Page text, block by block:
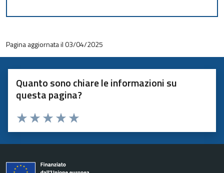
Pagina aggiornata il 03/04/2025
Quanto sono chiare le informazioni su
questa pagina?
Valuta 5 stelle su 5
Valuta 4 stelle su 5
Valuta 3 stelle su 5
Valuta 2 stelle su 5
Valuta 1 stelle su 5